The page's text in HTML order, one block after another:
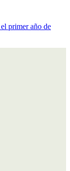
primer año de